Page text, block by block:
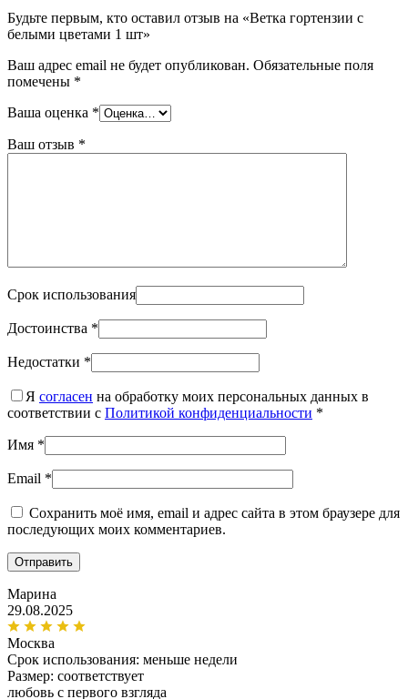
Будьте первым, кто оставил отзыв на «Ветка гортензии с
белыми цветами 1 шт»
Ваш адрес email не будет опубликован. Обязательные поля
помечены *
Ваша оценка *
Ваш отзыв *
Срок использования
Достоинства *
Недостатки *
Я согласен на обработку моих персональных данных в
соответствии с Политикой конфиденциальности *
Имя *
Email *
Сохранить моё имя, email и адрес сайта в этом браузере для
последующих моих комментариев.
Марина
29.08.2025
Москва
Срок использования: меньше недели
Размер: соответствует
любовь с первого взгляда